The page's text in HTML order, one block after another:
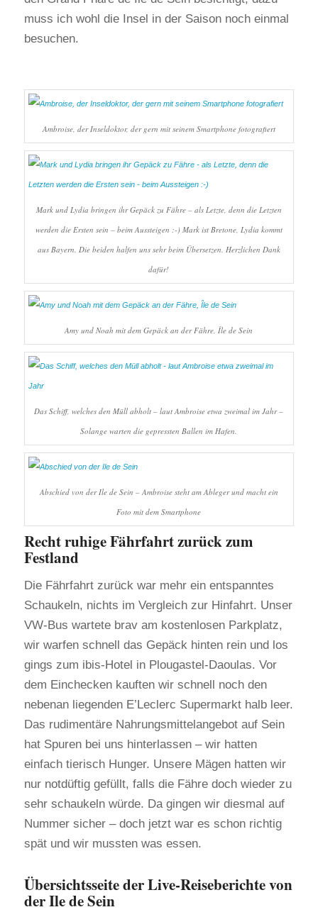
muss ich wohl die Insel in der Saison noch einmal
besuchen.
Ambroise, der Inseldoktor, der gern mit seinem Smartphone fotografiert
Mark und Lydia bringen ihr Gepäck zu Fähre – als Letzte, denn die Letzten
werden die Ersten sein – beim Aussteigen :-) Mark ist Bretone, Lydia kommt
aus Bayern. Die beiden halfen uns sehr beim Übersetzen. Herzlichen Dank
dafür!
Amy und Noah mit dem Gepäck an der Fähre, Île de Sein
Das Schiff, welches den Müll abholt – laut Ambroise etwa zweimal im Jahr –
Solange warten die gepressten Ballen im Hafen.
Abschied von der Ile de Sein – Ambroise steht am Ableger und macht ein
Foto mit dem Smartphone
Recht ruhige Fährfahrt zurück zum
Festland
Die Fährfahrt zurück war mehr ein entspanntes
Schaukeln, nichts im Vergleich zur Hinfahrt. Unser
VW-Bus wartete brav am kostenlosen Parkplatz,
wir warfen schnell das Gepäck hinten rein und los
gings zum ibis-Hotel in Plougastel-Daoulas. Vor
dem Einchecken kauften wir schnell noch den
nebenan liegenden E’Leclerc Supermarkt halb leer.
Das rudimentäre Nahrungsmittelangebot auf Sein
hat Spuren bei uns hinterlassen – wir hatten
einfach tierisch Hunger. Unsere Mägen hatten wir
nur notdüftig gefüllt, falls die Fähre doch wieder zu
sehr schaukeln würde. Da gingen wir diesmal auf
Nummer sicher – doch jetzt war es schon richtig
spät und wir mussten was essen.
Übersichtsseite der Live-Reiseberichte von
der Ile de Sein